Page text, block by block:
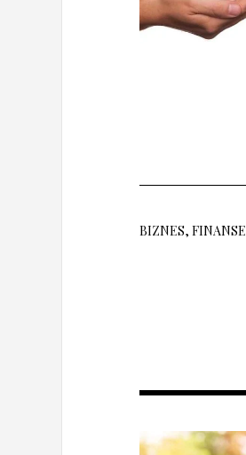
BIZNES, FINANSE